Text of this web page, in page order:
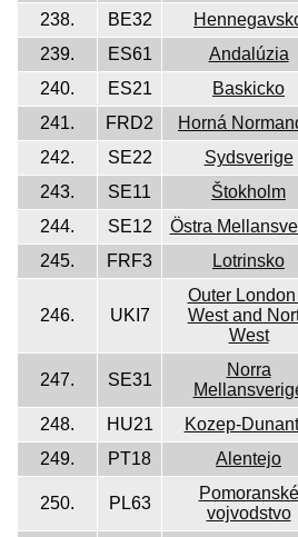
238.
BE32
239.
ES61 Andalúzia
240.
ES21 Baskicko
241.
FRD2 Horná
242.
SE22 Sydsverige
243.
SE11 Štokholm
244.
SE12 Östra
245.
FRF3 Lotrinsko
246. UKI7
Outer
West and
West
247. SE31
Norra
248. HU21 Kozep-
249.
PT18 Alentejo
250. PL63
Pomoranské
vojvodstvo